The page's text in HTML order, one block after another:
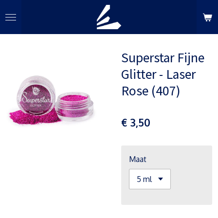
direct
naar
Superstar Fijne
Glitter - Laser
Rose (407)
€ 3,50
Maat